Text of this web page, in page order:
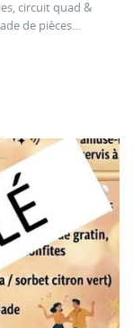
circuit quad &
de pièces…